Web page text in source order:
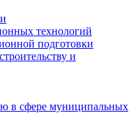
технологий
подготовки
и
в сфере муниципальных